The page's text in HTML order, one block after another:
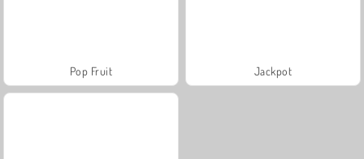
Pop Fruit Jackpot